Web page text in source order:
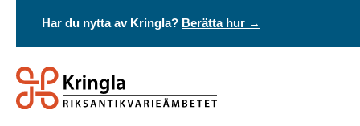
Har du nytta av Kringla? Berätta hur →